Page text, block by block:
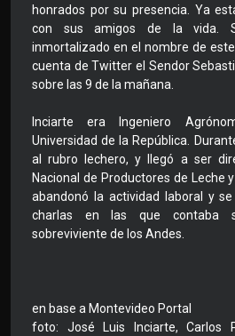
honrados por su presencia. Ya
con sus amigos de la vida.
inmortalizado en el nombre de
cuenta de Twitter el Sendor
sobre las 9 de la mañana.
Inciarte era Ingeniero
Universidad de la República.
al rubro lechero, y llegó a ser
Nacional de Productores de Leche
abandonó la actividad laboral y
charlas en las que contaba
sobreviviente de los Andes.
en base a Montevideo Portal
foto: José Luis Inciarte, Carlos